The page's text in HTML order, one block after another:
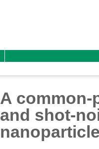
A common-
and shot-